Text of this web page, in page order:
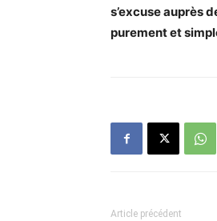
s’excuse auprès
purement et
Article précédent